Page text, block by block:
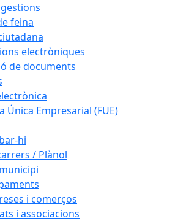
feina
electròniques
de documents
Única Empresarial (FUE)
hi
/ Plànol
i comerços
i associacions